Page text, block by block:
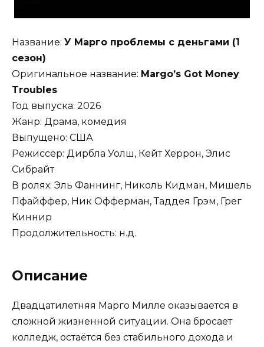
Название: У Марго проблемы с деньгами (1
сезон)
Оригинальное название: Margo’s Got Money
Troubles
Год выпуска: 2026
Жанр: Драма, комедия
Выпущено: США
Режиссер: Дирбла Уолш, Кейт Херрон, Элис
Сибрайт
В ролях: Эль Фаннинг, Николь Кидман, Мишель
Пфайффер, Ник Офферман, Таддея Грэм, Грег
Киннир
Продолжительность: н.д.
Описание
Двадцатилетняя Марго Милле оказывается в
сложной жизненной ситуации. Она бросает
колледж, остаётся без стабильного дохода и